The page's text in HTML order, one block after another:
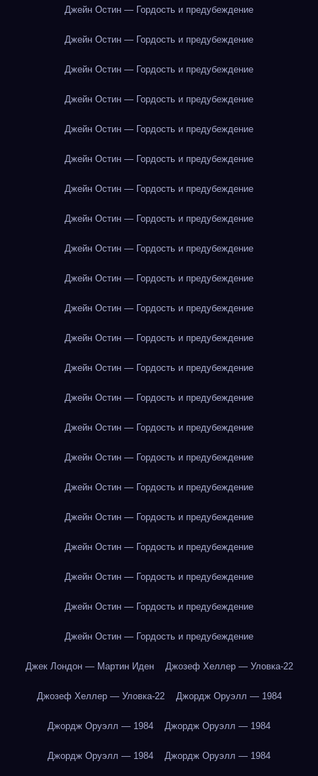
Джейн Остин — Гордость и предубеждение
Джейн Остин — Гордость и предубеждение
Джейн Остин — Гордость и предубеждение
Джейн Остин — Гордость и предубеждение
Джейн Остин — Гордость и предубеждение
Джейн Остин — Гордость и предубеждение
Джейн Остин — Гордость и предубеждение
Джейн Остин — Гордость и предубеждение
Джейн Остин — Гордость и предубеждение
Джейн Остин — Гордость и предубеждение
Джейн Остин — Гордость и предубеждение
Джейн Остин — Гордость и предубеждение
Джейн Остин — Гордость и предубеждение
Джейн Остин — Гордость и предубеждение
Джейн Остин — Гордость и предубеждение
Джейн Остин — Гордость и предубеждение
Джейн Остин — Гордость и предубеждение
Джейн Остин — Гордость и предубеждение
Джейн Остин — Гордость и предубеждение
Джейн Остин — Гордость и предубеждение
Джейн Остин — Гордость и предубеждение
Джейн Остин — Гордость и предубеждение
Джек Лондон — Мартин Иден Джозеф Хеллер — Уловка-22
Джозеф Хеллер — Уловка-22 Джордж Оруэлл — 1984
Джордж Оруэлл — 1984 Джордж Оруэлл — 1984
Джордж Оруэлл — 1984 Джордж Оруэлл — 1984